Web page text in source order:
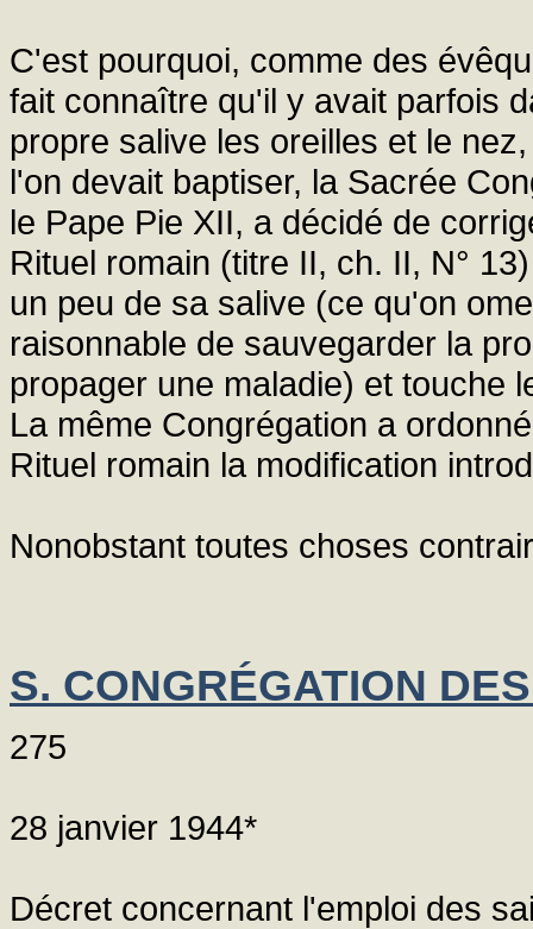
C'est pourquoi, comme des
fait connaître qu'il y avait parfois
propre salive les oreilles et le
l'on devait baptiser, la Sacrée
le Pape Pie XII, a décidé de
Rituel romain (titre II, ch. II, N°
un peu de sa salive (ce qu'on
raisonnable de sauvegarder la
propager une maladie) et touche
La même Congrégation a
Rituel romain la modification
Nonobstant toutes choses
S. CONGRÉGATION
275
28 janvier 1944*
Décret concernant l'emploi des